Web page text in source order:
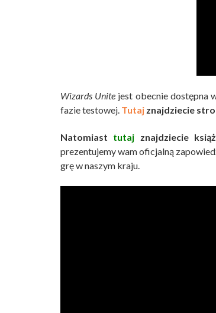
Wizards Unite jest obecnie dostępna
fazie testowej. Tutaj znajdziecie
Natomiast tutaj znajdziecie
prezentujemy wam oficjalną
grę w naszym kraju.